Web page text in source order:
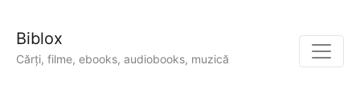
Biblox
Cărți, filme, ebooks, audiobooks, muzică